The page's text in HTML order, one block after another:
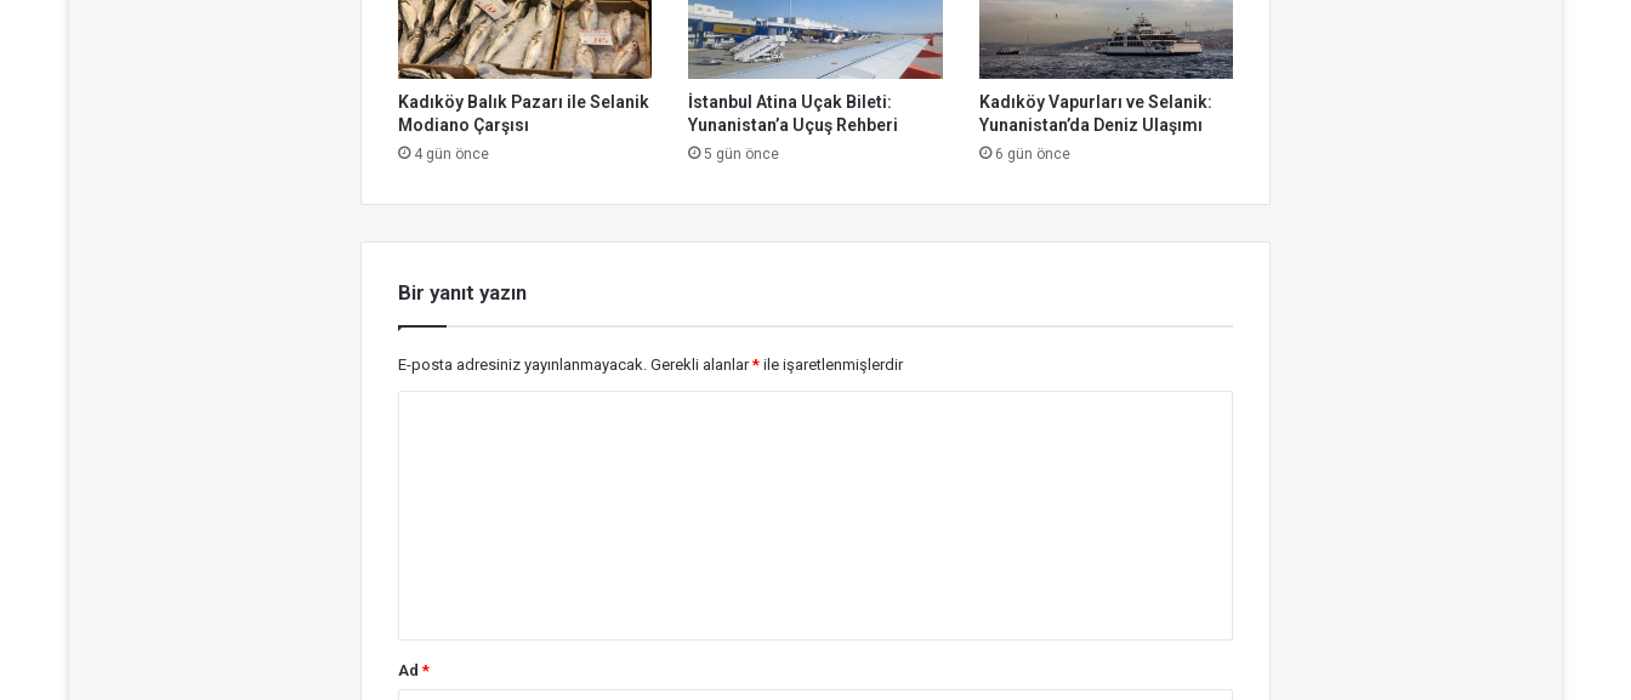
Kadıköy Balık Pazarı ile Selanik
Modiano Çarşısı
4 gün önce
İstanbul Atina Uçak Bileti:
Yunanistan’a Uçuş Rehberi
5 gün önce
Kadıköy Vapurları ve Selanik:
Yunanistan’da Deniz Ulaşımı
6 gün önce
Bir yanıt yazın
E-posta adresiniz yayınlanmayacak. Gerekli alanlar* ile işaretlenmişlerdir
Ad*